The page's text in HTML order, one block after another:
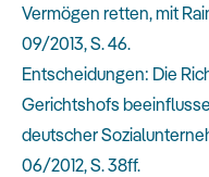
Vermögen retten, mit
09/2013, S. 46.
Entscheidungen: Die
Gerichtshofs
deutscher
06/2012, S. 38ff.